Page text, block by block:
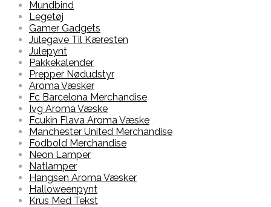
Mundbind
Legetøj
Gamer Gadgets
Julegave Til Kæresten
Julepynt
Pakkekalender
Prepper Nødudstyr
Aroma Væsker
Fc Barcelona Merchandise
Ivg Aroma Væske
Fcukin Flava Aroma Væske
Manchester United Merchandise
Fodbold Merchandise
Neon Lamper
Natlamper
Hangsen Aroma Væsker
Halloweenpynt
Krus Med Tekst